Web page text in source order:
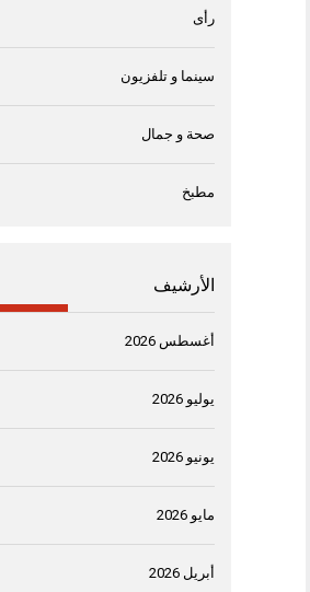
رأى
سينما و تلفزيون
صحة و جمال
مطبخ
الأرشيف
أغسطس 2026
يوليو 2026
يونيو 2026
مايو 2026
أبريل 2026